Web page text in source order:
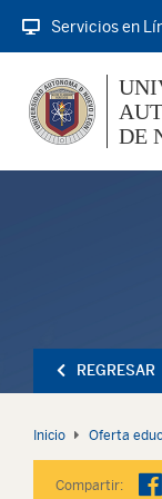
Servicios en
DE
REGRESAR
Inicio Oferta
Compartir: